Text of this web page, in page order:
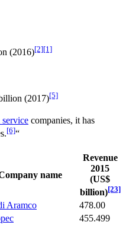
(2016)[2][1]
(2017)[5]
companies, it has
[6]“
name
Revenue
2015
(US$
billion)[23]
Aramco
478.00
455.499